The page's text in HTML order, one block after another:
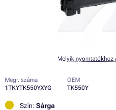
Melyik nyomtatókhoz
Megr. száma
1TKYTK550YXYG
OEM
TK550Y
Szín: Sárga